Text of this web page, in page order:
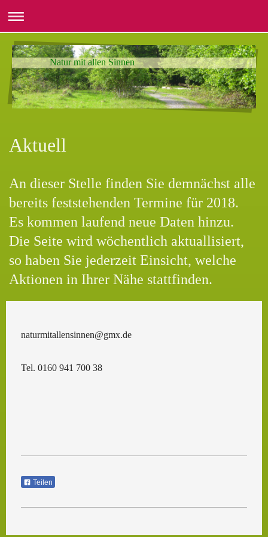
Natur mit allen Sinnen
Aktuell
An dieser Stelle finden Sie demnächst alle
bereits feststehenden Termine für 2018.
Es kommen laufend neue Daten hinzu.
Die Seite wird wöchentlich aktuallisiert,
so haben Sie jederzeit Einsicht, welche
Aktionen in Ihrer Nähe stattfinden.
naturmitallensinnen@gmx.de
Tel. 0160 941 700 38
Teilen